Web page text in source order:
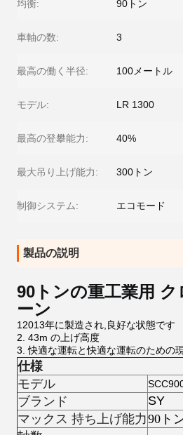
均衡: 90トン
車軸の数: 3
最高の働く半径: 100メートル
モデル: LR 1300
最高の登攀能力: 40%
最大吊り上げ能力: 300トン
制御システム: エコモード
製品の説明
90トンの重工業用 ク
ーン
12013年に製造され,良好な状態です
2. 43m の上げ高度
3. 快適な運転と快適な運転のための
仕様
モデル
ブランド
SY
マックス 持ち上げ能力90ト